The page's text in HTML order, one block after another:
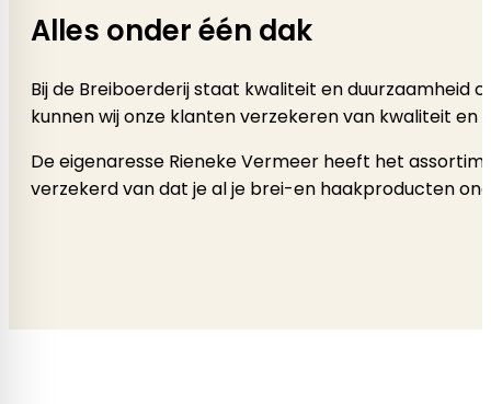
Alles onder één dak
Bij de Breiboerderij staat kwaliteit en duurzaamheid
kunnen wij onze klanten verzekeren van kwaliteit en
De eigenaresse Rieneke Vermeer heeft het
verzekerd van dat je al je brei-en haakproducten